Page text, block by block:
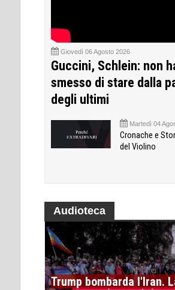
Giovedì 06 Agosto 2026
Guccini, Schlein: non
smesso di stare dalla
degli ultimi
Martedì 04
Cronache e
del Violino
Audioteca
Trump bombarda l'Iran.